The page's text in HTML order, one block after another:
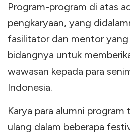
Program-program di atas
pengkaryaan, yang
fasilitator dan mentor yang
bidangnya untuk
wawasan kepada para
Indonesia.
Karya para alumni program
ulang dalam beberapa